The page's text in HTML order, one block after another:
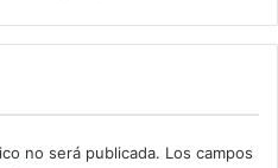
no será publicada. Los campos